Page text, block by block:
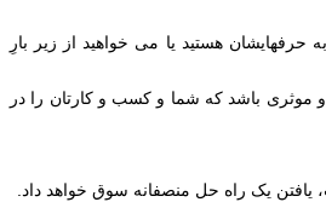
هستید یا می خواهید از زیر بارِ
و موثری باشد که شما و کسب و کارتان را در
یافتن یک راه حل منصفانه سوق خواهد داد.